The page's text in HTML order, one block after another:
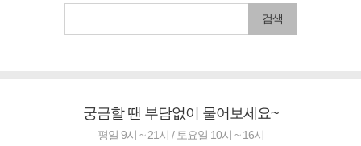
검색
궁금할 땐 부담없이 물어보세요~
평일 9시 ~ 21시 / 토요일 10시 ~ 16시